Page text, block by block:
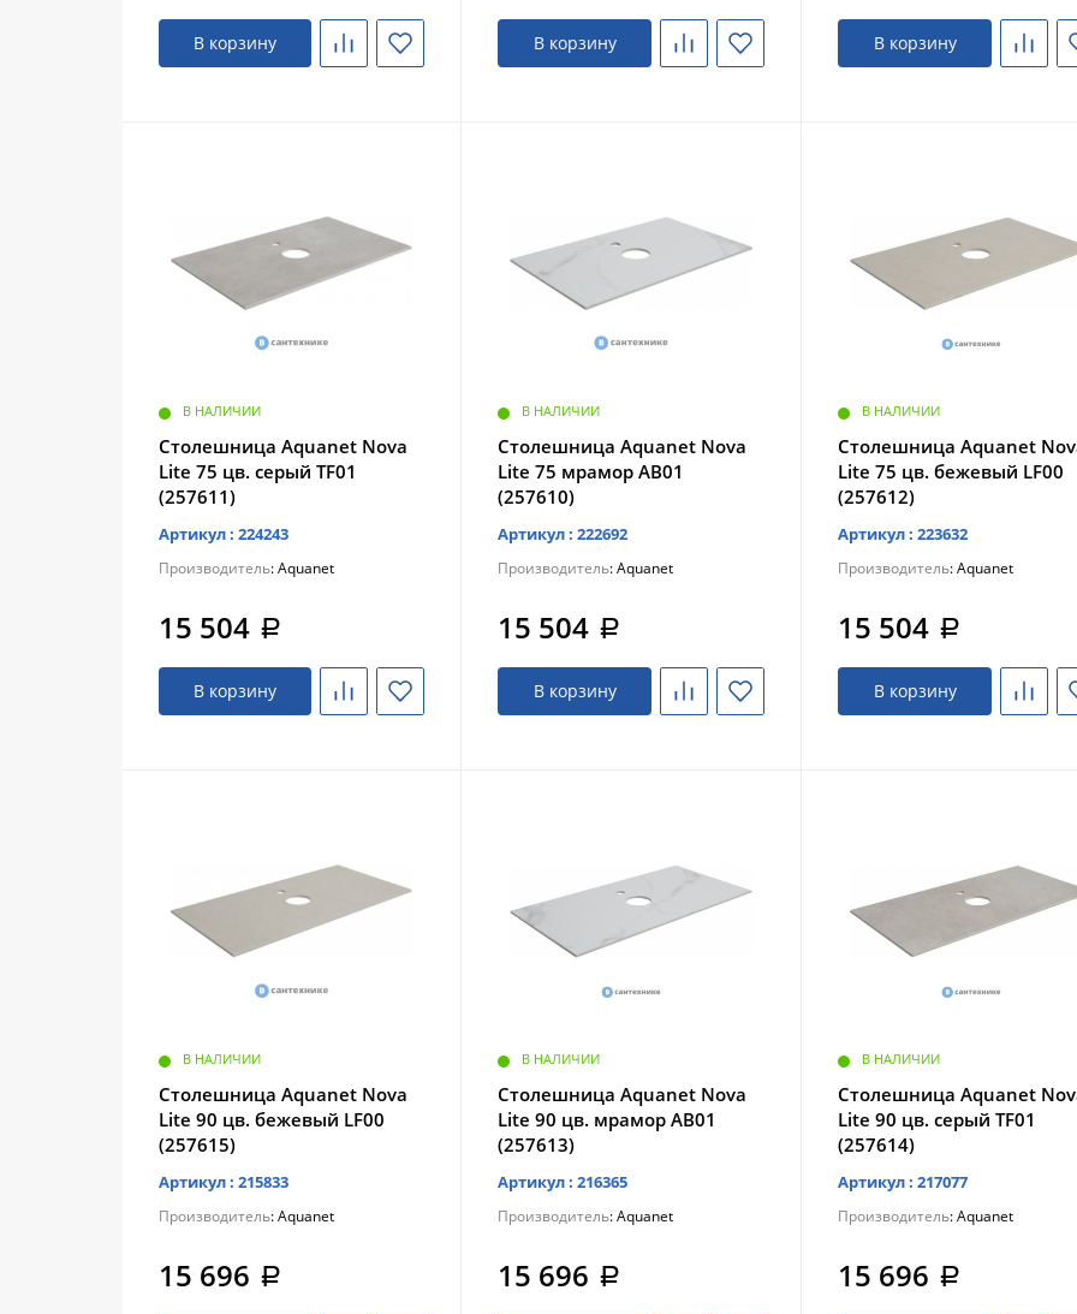
В корзину В корзину В корзину
В НАЛИЧИИ
Столешница Aquanet Nova
Lite 75 цв. серый TF01
(257611)
Артикул : 224243
Производитель: Aquanet
15 504 a
В корзину
В НАЛИЧИИ
Столешница Aquanet Nova
Lite 75 мрамор AB01
(257610)
Артикул : 222692
Производитель: Aquanet
15 504 a
В корзину
В НАЛИЧИИ
Столешница Aquanet
Lite 75 цв. бежевый LF00
(257612)
Артикул : 223632
Производитель: Aquanet
15 504 a
В корзину
В НАЛИЧИИ
Столешница Aquanet Nova
Lite 90 цв. бежевый LF00
(257615)
Артикул : 215833
Производитель: Aquanet
15 696 a
В НАЛИЧИИ
Столешница Aquanet Nova
Lite 90 цв. мрамор AB01
(257613)
Артикул : 216365
Производитель: Aquanet
15 696 a
В НАЛИЧИИ
Столешница Aquanet
Lite 90 цв. серый TF01
(257614)
Артикул : 217077
Производитель: Aquanet
15 696 a